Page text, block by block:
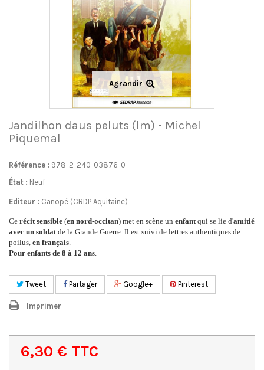
Agrandir
Jandilhon daus peluts (lm) - Michel
Piquemal
Référence : 978-2-240-03876-0
État : Neuf
Editeur : Canopé (CRDP Aquitaine)
Ce récit sensible (en nord-occitan) met en scène un enfantqui se lie d'amitié
avec un soldatde la Grande Guerre. Il est suivi de lettres authentiques de
poilus, en français.
Pour enfants de 8 à 12 ans.
Tweet Partager Google+ Pinterest
Imprimer
6,30 € TTC